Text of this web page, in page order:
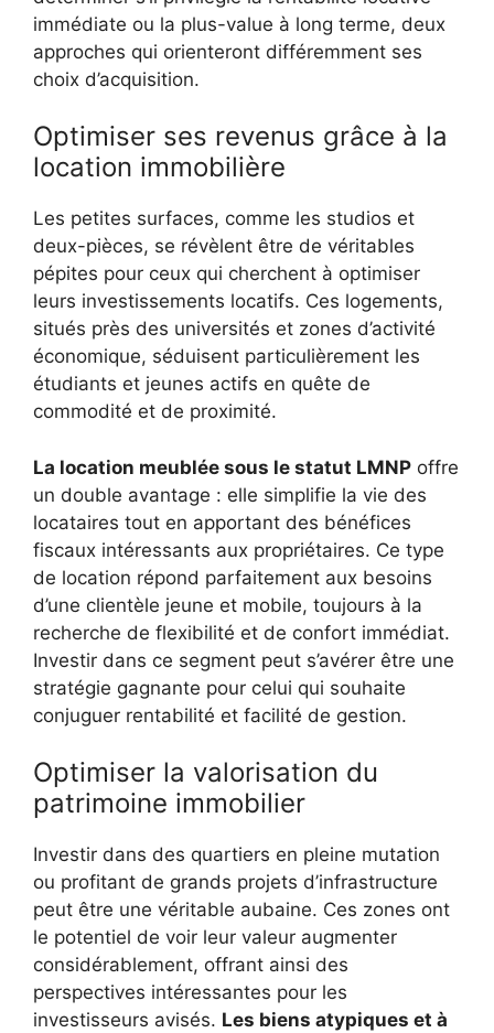
immédiate ou la plus-value à long terme, deux
approches qui orienteront différemment ses
choix d’acquisition.
Optimiser ses revenus grâce à la
location immobilière
Les petites surfaces, comme les studios et
deux-pièces, se révèlent être de véritables
pépites pour ceux qui cherchent à optimiser
leurs investissements locatifs. Ces logements,
situés près des universités et zones d’activité
économique, séduisent particulièrement les
étudiants et jeunes actifs en quête de
commodité et de proximité.
La location meublée sous le statut LMNP offre
un double avantage : elle simplifie la vie des
locataires tout en apportant des bénéfices
fiscaux intéressants aux propriétaires. Ce type
de location répond parfaitement aux besoins
d’une clientèle jeune et mobile, toujours à la
recherche de flexibilité et de confort immédiat.
Investir dans ce segment peut s’avérer être une
stratégie gagnante pour celui qui souhaite
conjuguer rentabilité et facilité de gestion.
Optimiser la valorisation du
patrimoine immobilier
Investir dans des quartiers en pleine mutation
ou profitant de grands projets d’infrastructure
peut être une véritable aubaine. Ces zones ont
le potentiel de voir leur valeur augmenter
considérablement, offrant ainsi des
perspectives intéressantes pour les
investisseurs avisés. Les biens atypiques et à